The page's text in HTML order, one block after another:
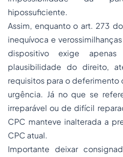
hipossuficiente.
Assim, enquanto o art. 273
inequívoca e
dispositivo exige
plausibilidade do direito,
requisitos para o
urgência. Já no que se
irreparável ou de difícil
CPC manteve inalterada a
CPC atual.
Importante deixar